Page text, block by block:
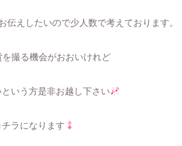
えしたいので少人数で考えております。
撮る機会がおおいけれど
いう方是非お越し下さい
ラになります